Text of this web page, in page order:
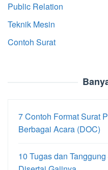
Public Relation
Teknik Mesin
Contoh Surat
7 Contoh Format Surat
Berbagai Acara (DOC)
10 Tugas dan